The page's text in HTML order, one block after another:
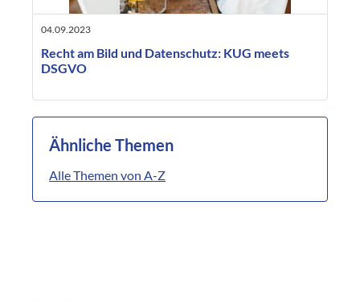
04.09.2023
Recht am Bild und Datenschutz: KUG meets
DSGVO
Ähnliche Themen
Alle Themen von A-Z